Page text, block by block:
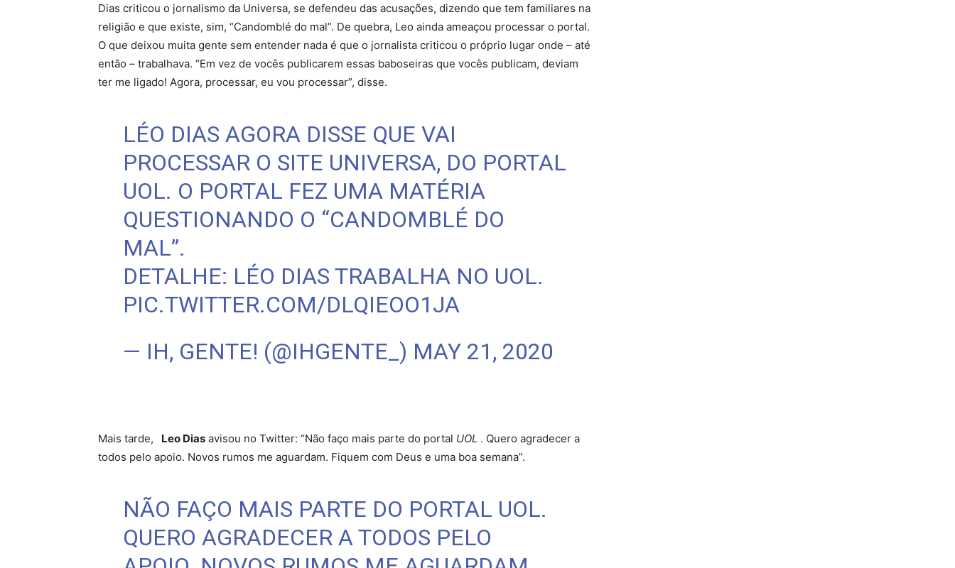
Dias criticou o jornalismo da Universa, se defendeu das acusações, dizendo que tem familiares na
religião e que existe, sim, “Candomblé do mal”. De quebra, Leo ainda ameaçou processar o portal.
O que deixou muita gente sem entender nada é que o jornalista criticou o próprio lugar onde – até
então – trabalhava. “Em vez de vocês publicarem essas baboseiras que vocês publicam, deviam
ter me ligado! Agora, processar, eu vou processar”, disse.
LÉO DIAS AGORA DISSE QUE VAI
PROCESSAR O SITE UNIVERSA, DO PORTAL
UOL. O PORTAL FEZ UMA MATÉRIA
QUESTIONANDO O “CANDOMBLÉ DO
MAL”.
DETALHE: LÉO DIAS TRABALHA NO UOL.
PIC.TWITTER.COM/DLQIEOO1JA
— IH, GENTE! (@IHGENTE_) MAY 21, 2020
Mais tarde, Leo Dias avisou no Twitter: “Não faço mais parte do portal UOL . Quero agradecer a
todos pelo apoio. Novos rumos me aguardam. Fiquem com Deus e uma boa semana”.
NÃO FAÇO MAIS PARTE DO PORTAL UOL.
QUERO AGRADECER A TODOS PELO